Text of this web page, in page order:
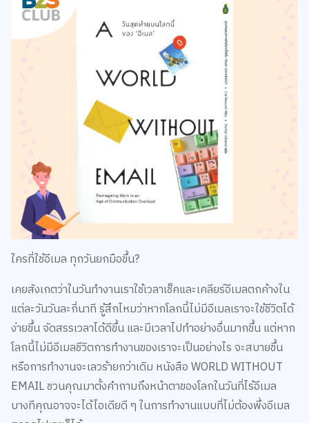
ใครที่ใช้อีเมล ทุกวันยกมือขึ้น?
เคยสังเกตว่าในวันทำงานเราใช้เวลาเช็คและเคลียร์อีเมลตกค้างใน
แต่ละวันวันละกี่นาที รู้สึกไหมว่าหากโลกนี้ไม่มีอีเมลเราจะใช้ชีวิตได้
ง่ายขึ้น จัดสรรเวลาได้ดีขึ้น และมีเวลาไปทำอย่างอื่นมากขึ้น แต่หาก
โลกนี้ไม่มีอีเมลชีวิตการทำงานของเราจะเป็นอย่างไร จะสบายขึ้น
หรือการทำงานจะเลวร้ายกว่าเดิม หนังสือ WORLD WITHOUT
EMAIL ชวนคุณมาตั้งคำถามถึงหน้าตาของโลกในวันที่ไร้อีเมล
บางทีคุณอาจจะได้ไอเดียดี ๆ ในการทำงานแบบที่ไม่ต้องพึ่งอีเมล